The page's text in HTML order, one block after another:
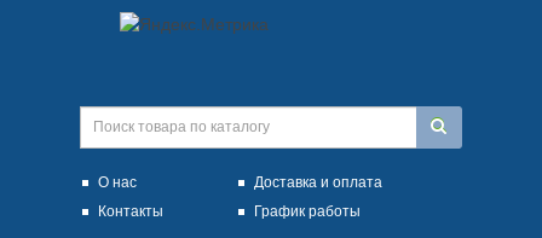
О нас
Доставка и оплата
Контакты
График работы